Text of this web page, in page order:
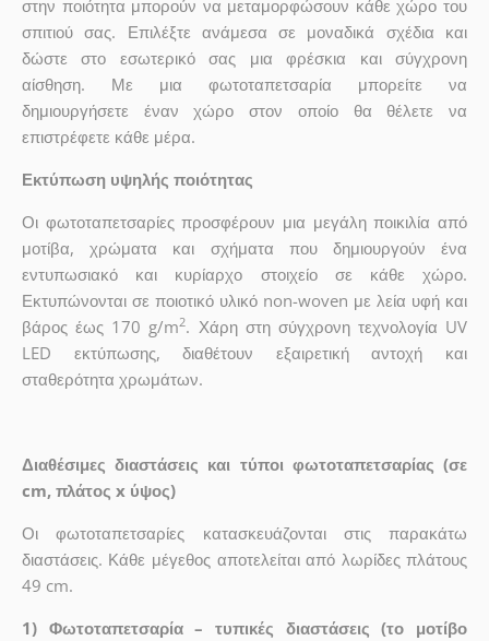
στην ποιότητα μπορούν να μεταμορφώσουν κάθε χώρο του
σπιτιού σας. Επιλέξτε ανάμεσα σε μοναδικά σχέδια και
δώστε στο εσωτερικό σας μια φρέσκια και σύγχρονη
αίσθηση. Με μια φωτοταπετσαρία μπορείτε να
δημιουργήσετε έναν χώρο στον οποίο θα θέλετε να
επιστρέφετε κάθε μέρα.
Εκτύπωση υψηλής ποιότητας
Οι φωτοταπετσαρίες προσφέρουν μια μεγάλη ποικιλία από
μοτίβα, χρώματα και σχήματα που δημιουργούν ένα
εντυπωσιακό και κυρίαρχο στοιχείο σε κάθε χώρο.
Εκτυπώνονται σε ποιοτικό υλικό non-woven με λεία υφή και
βάρος έως 170 g/m2. Χάρη στη σύγχρονη τεχνολογία UV
LED εκτύπωσης, διαθέτουν εξαιρετική αντοχή και
σταθερότητα χρωμάτων.
Διαθέσιμες διαστάσεις και τύποι φωτοταπετσαρίας (σε
cm, πλάτος x ύψος)
Οι φωτοταπετσαρίες κατασκευάζονται στις παρακάτω
διαστάσεις. Κάθε μέγεθος αποτελείται από λωρίδες πλάτους
49 cm.
1) Φωτοταπετσαρία – τυπικές διαστάσεις (το μοτίβο